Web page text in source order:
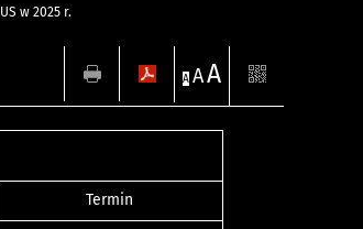
w 2025 r.
A AA
Termin